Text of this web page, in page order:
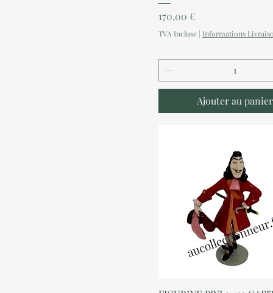
Prix
170,00 €
TVA Incluse | Informations
Ajouter au panier